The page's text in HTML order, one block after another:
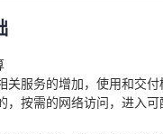
关服务的增加，使用和交
，按需的网络访问，进入